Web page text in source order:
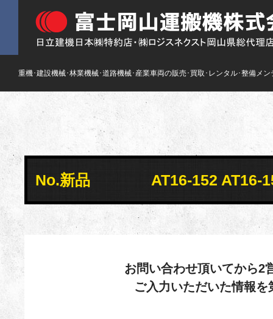
重機･建設機械･林業機械･道路機械･産業車両の販売･買取･レンタル･整備メン
No.新品 AT16-152 AT16-152
お問い合わせ頂いてから2
ご入力いただいた情報